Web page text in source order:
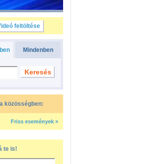
feltöltése
Mindenben
közösségben:
Friss események »
te is!